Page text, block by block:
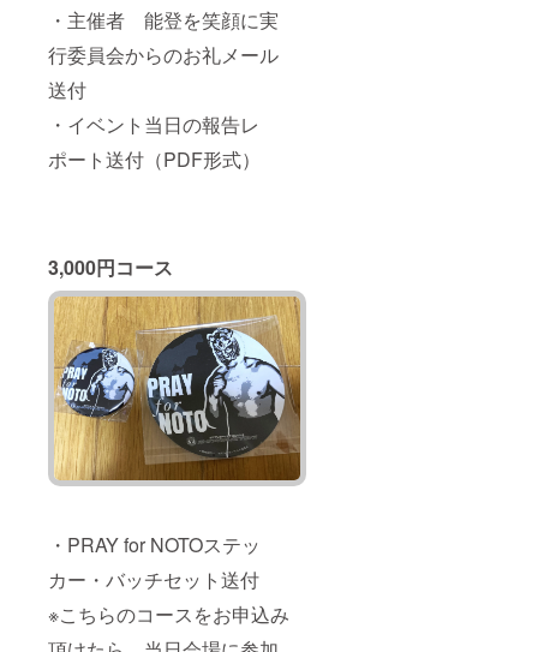
・主催者 能登を笑顔に実
行委員会からのお礼メール
送付
・イベント当日の報告レ
ポート送付（PDF形式）
3,000円コース
・PRAY for NOTOステッ
カー・バッチセット送付
※こちらのコースをお申込み